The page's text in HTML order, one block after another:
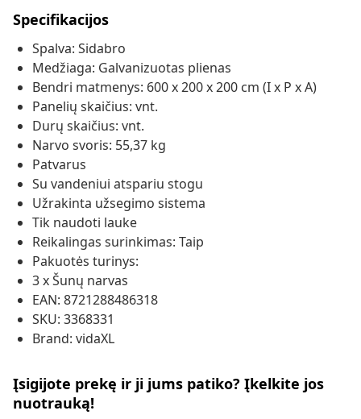
Specifikacijos
Spalva: Sidabro
Medžiaga: Galvanizuotas plienas
Bendri matmenys: 600 x 200 x 200 cm (I x P x A)
Panelių skaičius: vnt.
Durų skaičius: vnt.
Narvo svoris: 55,37 kg
Patvarus
Su vandeniui atspariu stogu
Užrakinta užsegimo sistema
Tik naudoti lauke
Reikalingas surinkimas: Taip
Pakuotės turinys:
3 x Šunų narvas
EAN: 8721288486318
SKU: 3368331
Brand: vidaXL
Įsigijote prekę ir ji jums patiko? Įkelkite jos
nuotrauką!